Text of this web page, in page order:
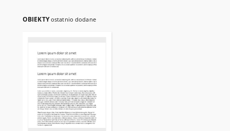
OBIEKTYostatnio dodane